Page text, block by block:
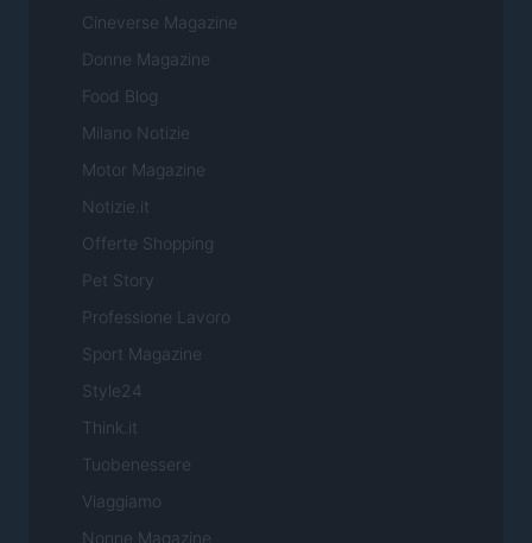
Cineverse Magazine
Donne Magazine
Food Blog
Milano Notizie
Motor Magazine
Notizie.it
Offerte Shopping
Pet Story
Professione Lavoro
Sport Magazine
Style24
Think.it
Tuobenessere
Viaggiamo
Nonne Magazine